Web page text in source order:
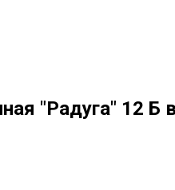
"Радуга" 12 Б